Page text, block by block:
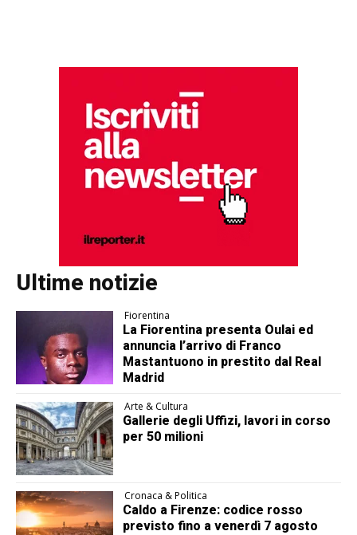
Ultime notizie
Fiorentina
La Fiorentina presenta Oulai ed
annuncia l’arrivo di Franco
Mastantuono in prestito dal Real
Madrid
Arte & Cultura
Gallerie degli Uffizi, lavori in corso
per 50 milioni
Cronaca & Politica
Caldo a Firenze: codice rosso
previsto fino a venerdì 7 agosto